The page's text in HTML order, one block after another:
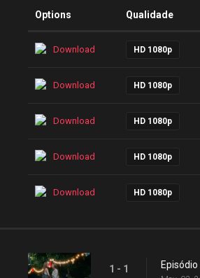
Options Qualidade
Download HD 1080p
Download HD 1080p
Download HD 1080p
Download HD 1080p
Download HD 1080p
1 - 1 Episódio